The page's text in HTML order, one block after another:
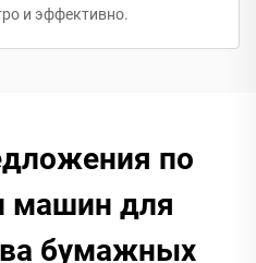
и эффективно.
по
машин для
бумажных